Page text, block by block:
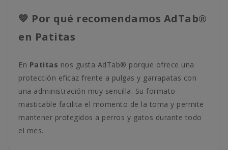
💚 Por qué recomendamos AdTab®
en Patitas
En Patitas nos gusta AdTab® porque ofrece una
protección eficaz frente a pulgas y garrapatas con
una administración muy sencilla. Su formato
masticable facilita el momento de la toma y permite
mantener protegidos a perros y gatos durante todo
el mes.